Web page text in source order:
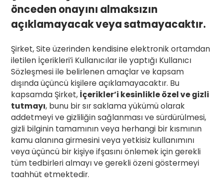
önceden onayını almaksızın
açıklamayacak veya satmayacaktır.
Şirket, Site üzerinden kendisine elektronik ortamdan
iletilen İçerikleri’i Kullanıcılar ile yaptığı Kullanıcı
Sözleşmesi ile belirlenen amaçlar ve kapsam
dışında üçüncü kişilere açıklamayacaktır. Bu
kapsamda Şirket, İçerikler’i kesinlikle özel ve gizli
tutmayı, bunu bir sır saklama yükümü olarak
addetmeyi ve gizliliğin sağlanması ve sürdürülmesi,
gizli bilginin tamamının veya herhangi bir kısmının
kamu alanına girmesini veya yetkisiz kullanımını
veya üçüncü bir kişiye ifşasını önlemek için gerekli
tüm tedbirleri almayı ve gerekli özeni göstermeyi
taahhüt etmektedir.